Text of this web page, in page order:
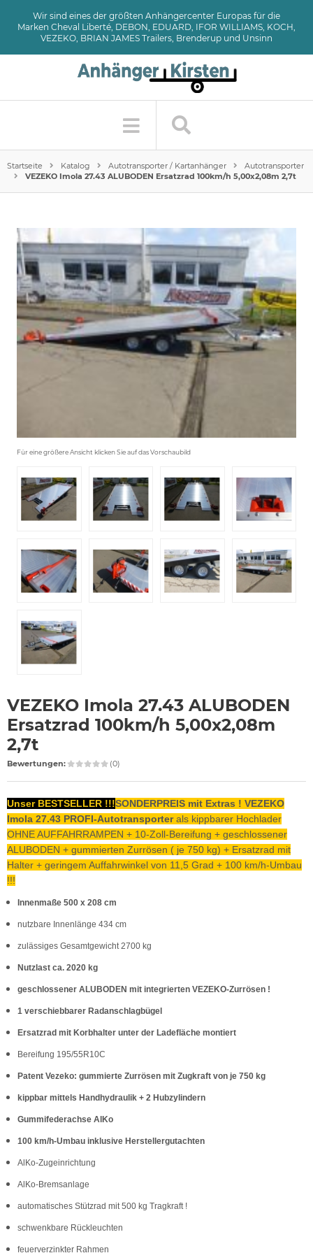
Wir sind eines der größten Anhängercenter Europas für die
Marken Cheval Liberté, DEBON, EDUARD, IFOR WILLIAMS, KOCH,
VEZEKO, BRIAN JAMES Trailers, Brenderup und Unsinn
Startseite Katalog Autotransporter / Kartanhänger
Autotransporter
VEZEKO Imola 27.43 ALUBODEN Ersatzrad 100km/h 5,00x2,08m 2,7t
Für eine größere Ansicht klicken Sie auf das Vorschaubild
VEZEKO Imola 27.43 ALUBODEN
Ersatzrad 100km/h 5,00x2,08m
2,7t
Bewertungen: (0)
Unser BESTSELLER !!!SONDERPREIS mit Extras ! VEZEKO
Imola 27.43 PROFI-Autotransporterals kippbarer Hochlader
OHNE AUFFAHRRAMPEN + 10-Zoll-Bereifung + geschlossener
ALUBODEN + gummierten Zurrösen ( je 750 kg) + Ersatzrad mit
Halter + geringem Auffahrwinkel von 11,5 Grad + 100 km/h-Umbau
!!!
Innenmaße 500 x 208 cm
nutzbare Innenlänge 434 cm
zulässiges Gesamtgewicht 2700 kg
Nutzlast ca. 2020 kg
geschlossener ALUBODEN mit integrierten VEZEKO-Zurrösen !
1 verschiebbarer Radanschlagbügel
Ersatzrad mit Korbhalter unter der Ladefläche montiert
Bereifung 195/55R10C
Patent Vezeko: gummierte Zurrösen mit Zugkraft von je 750 kg
kippbar mittels Handhydraulik + 2 Hubzylindern
Gummifederachse AlKo
100 km/h-Umbau inklusive Herstellergutachten
AlKo-Zugeinrichtung
AlKo-Bremsanlage
automatisches Stützrad mit 500 kg Tragkraft !
schwenkbare Rückleuchten
feuerverzinkter Rahmen